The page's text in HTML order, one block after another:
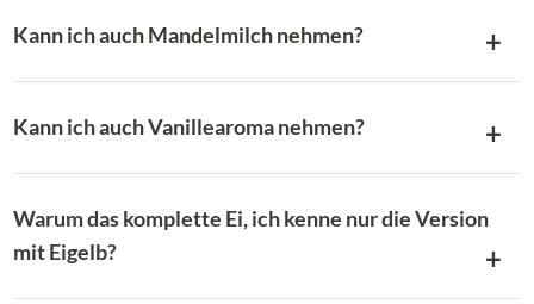
Kann ich auch Mandelmilch nehmen?
Kann ich auch Vanillearoma nehmen?
Warum das komplette Ei, ich kenne nur die Version
mit Eigelb?